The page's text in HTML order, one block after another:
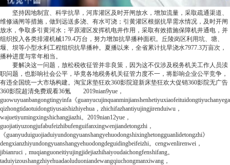
坚持因地制宜、科学抗旱，河库灌区及时开闸放水，增加流量，采取疏通渠道、
维修涵闸等措施，做到远送多浇、有水可浇；引黄灌区根据抗旱需水情况，及时开闸
放水，争取多引黄河水；平原灌区发挥机电井作用，采取有效措施保障机井通电，并
组织投入各类排灌机械179.4万台，努力增加抗旱播种面积。丘陵岗区利用坑、塘、
堰、坝等小型水利工程组织抗旱播种。夏播以来，全省累计抗旱浇水7977.3万亩次，
播种进度与常年相当。
要解决这一问题，放松税收征管并非良策，因为这不仅涉及税务机关工作人员渎
职问题，也影响社会公平，毕竟各地税务机关征管力度不一，将影响企业公平竞争，
有违全国统一大市场构建。 淘宝床垫狂欢360影院迎新床垫狂欢大促销360影院无广告
360影院超清免费观看36氪 2019nian9yue，
guowuyuanbangongtingyinfa《
qizhongtidaotuidongtiyusaishizhiyehua，zhichifazhantiyujingjirenduiwu，
wajuetiyumingxingshichangjiazhi。2019nian12yue，
guojiatiyuzongjufabufeizhibufenguifanxingwenjiandetongzhi，
《guanyuduiguojiaduiyundongyuanshangyehuodongshixinghetongguanlidetongzhi》
dengxianzhiyundongyuanshangyehuodongdeguidingbeifeizhi。cengwenlirenwei，
jibianruci，muqianguoneitiyujingjidejiazhihaiyoudaichongfenshifang。
taduiyizoushangzhiyehuadaoluduoniandewangqiuchongmanxiwang，